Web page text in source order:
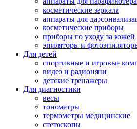
косметические зеркала
аппараты для
косметические приборы
приборы по уходу за кожей
эпиляторы и
Для детей
спортивные и игровые
видео и радионяни
детские тренажеры
Для диагностики
весы
тонометры
термометры медицинские
стетоскопы